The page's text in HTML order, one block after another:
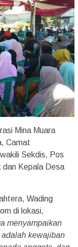
Mina Muara
Camat
Sekdis, Pos
dan Kepala Desa
Wading
di lokasi,
menyampaikan
kewajiban